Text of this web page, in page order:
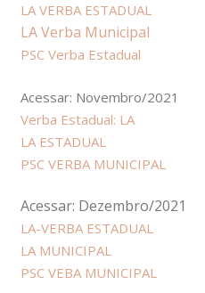
LA VERBA ESTADUAL
LA Verba Municipal
PSC Verba Estadual
Acessar: Novembro/2021
Verba Estadual: LA
LA ESTADUAL
PSC VERBA MUNICIPAL
Acessar: Dezembro/2021
LA-VERBA ESTADUAL
LA MUNICIPAL
PSC VEBA MUNICIPAL